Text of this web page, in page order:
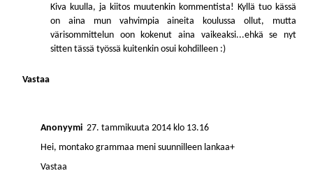
Kiva kuulla, ja kiitos muutenkin kommentista! Kyllä tuo kässä
on aina mun vahvimpia aineita koulussa ollut, mutta
värisommittelun oon kokenut aina vaikeaksi...ehkä se nyt
sitten tässä työssä kuitenkin osui kohdilleen :)
Vastaa
Anonyymi 27. tammikuuta 2014 klo 13.16
Hei, montako grammaa meni suunnilleen lankaa+
Vastaa